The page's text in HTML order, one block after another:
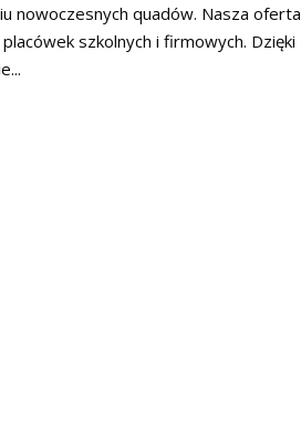
nowoczesnych quadów. Nasza oferta
szkolnych i firmowych. Dzięki